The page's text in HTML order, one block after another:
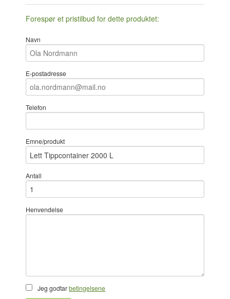
Forespør et pristilbud for dette produktet:
Navn
E-postadresse
Telefon
Emne/produkt
Antall
Henvendelse
Jeg godtarbetingelsene